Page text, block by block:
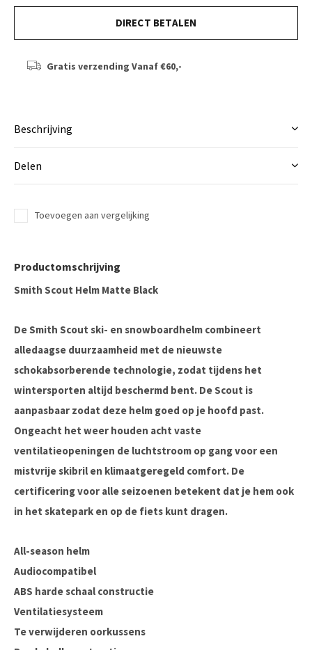
DIRECT BETALEN
Gratis verzending Vanaf €60,-
Beschrijving
Delen
Toevoegen aan vergelijking
Productomschrijving
Smith Scout Helm Matte Black
De Smith Scout ski- en snowboardhelm combineert
alledaagse duurzaamheid met de nieuwste
schokabsorberende technologie, zodat tijdens het
wintersporten altijd beschermd bent. De Scout is
aanpasbaar zodat deze helm goed op je hoofd past.
Ongeacht het weer houden acht vaste
ventilatieopeningen de luchtstroom op gang voor een
mistvrije skibril en klimaatgeregeld comfort. De
certificering voor alle seizoenen betekent dat je hem ook
in het skatepark en op de fiets kunt dragen.
All-season helm
Audiocompatibel
ABS harde schaal constructie
Ventilatiesysteem
Te verwijderen oorkussens